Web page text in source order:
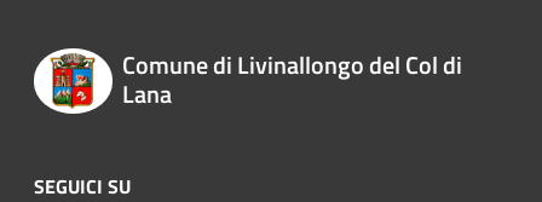
Comune di Livinallongo del Col di
Lana
SEGUICI SU